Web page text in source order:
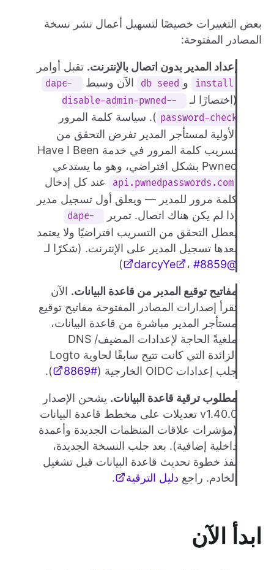
بعض التغييرات خصيصًا لتسهيل أعمال نشر نسخة
المصادر المفتوحة:
إعداد المدير بدون اتصال بالإنترنت. تقبل أوامر
install و db seed الآن وسيط --dapc
(اختصارًا لـ
--disable-admin-pwned-
password-check ). سياسة كلمة المرور
الأولية لمستأجر المدير تفرض التحقق من
تسريب كلمة المرور في خدمة Have I Been
Pwned بشكل افتراضي، وهو ما يستدعي
api.pwnedpasswords.com
عند كل إدخال
كلمة مرور للمدير — ويعلق أول تسجيل مدير
إذا لم يكن هناك اتصال. تمرير
--dapc
يعطل التحقق من التسريب افتراضيًا ولا يعتمد
بعدها تسجيل المدير على الإنترنت. (شكرًا لـ
@darcyYe
، #8859
)
مفاتيح توقيع المدير من قاعدة البيانات. الآن
تقرأ إصدارات المصادر المفتوحة مفاتيح توقيع
مستأجر المدير مباشرة من قاعدة البيانات،
ملغيةً الحاجة لإعدادات المضيف/ DNS
الزائدة التي كانت تتيح سابقًا لحاوية Logto
جلب إعدادات OIDC الخارجية (
#8869
).
مطلوب ترقية قاعدة البيانات. يشحن الإصدار
v1.40.0 تعديلات على مخطط قاعدة البيانات
(مؤشرات علاقات المنظمات الجديدة وأعمدة
داخلية إضافية). بعد جلب النسخة الجديدة،
نفذ خطوة تحديث قاعدة البيانات قبل تشغيل
الخادم. راجع دليل الترقية .
ابدأ الآن